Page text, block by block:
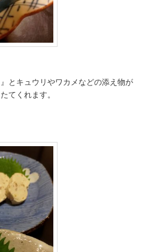
とキュウリやワカメなどの添え物が
てくれます。